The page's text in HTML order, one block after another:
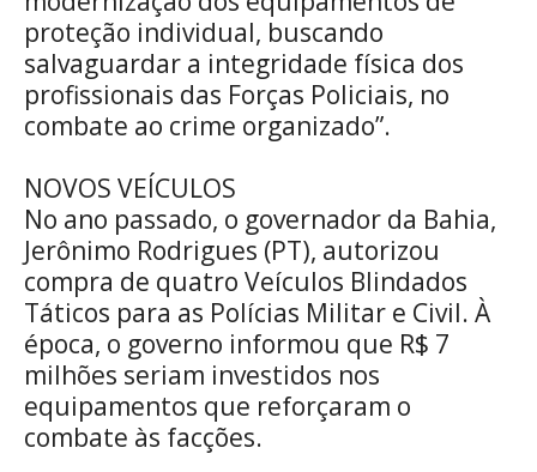
proteção individual, buscando
salvaguardar a integridade física dos
profissionais das Forças Policiais, no
combate ao crime organizado”.
NOVOS VEÍCULOS
No ano passado, o governador da Bahia,
Jerônimo Rodrigues (PT), autorizou
compra de quatro Veículos Blindados
Táticos para as Polícias Militar e Civil. À
época, o governo informou que R$ 7
milhões seriam investidos nos
equipamentos que reforçaram o
combate às facções.